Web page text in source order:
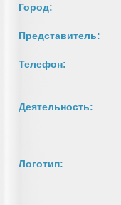
Город:
Представитель:
Телефон:
Деятельность:
Логотип: